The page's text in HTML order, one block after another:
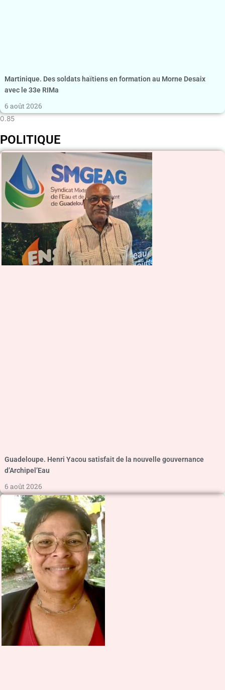
Martinique. Des soldats haïtiens en formation au Morne Desaix
avec le 33e RIMa
6 août 2026
POLITIQUE
Guadeloupe. Henri Yacou satisfait de la nouvelle gouvernance
d’Archipel’Eau
6 août 2026